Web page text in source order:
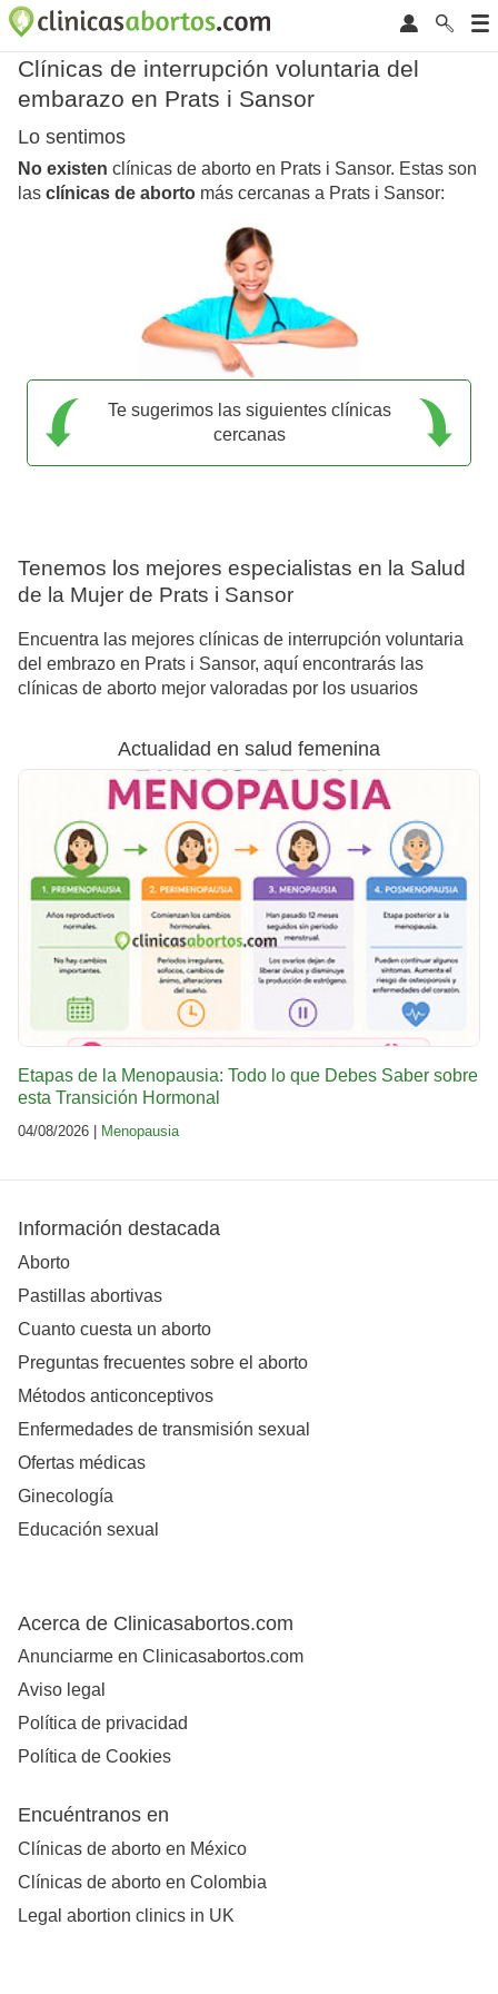
Clínicas de interrupción voluntaria del
embarazo en Prats i Sansor
Lo sentimos
No existen clínicas de aborto en Prats i Sansor. Estas son
las clínicas de aborto más cercanas a Prats i Sansor:
Te sugerimos las siguientes clínicas
cercanas
Tenemos los mejores especialistas en la Salud
de la Mujer de Prats i Sansor
Encuentra las mejores clínicas de interrupción voluntaria
del embrazo en Prats i Sansor, aquí encontrarás las
clínicas de aborto mejor valoradas por los usuarios
Actualidad en salud femenina
Etapas de la Menopausia: Todo lo que Debes Saber sobre
esta Transición Hormonal
04/08/2026 | Menopausia
Información destacada
Aborto
Pastillas abortivas
Cuanto cuesta un aborto
Preguntas frecuentes sobre el aborto
Métodos anticonceptivos
Enfermedades de transmisión sexual
Ofertas médicas
Ginecología
Educación sexual
Acerca de Clinicasabortos.com
Anunciarme en Clinicasabortos.com
Aviso legal
Política de privacidad
Política de Cookies
Encuéntranos en
Clínicas de aborto en México
Clínicas de aborto en Colombia
Legal abortion clinics in UK